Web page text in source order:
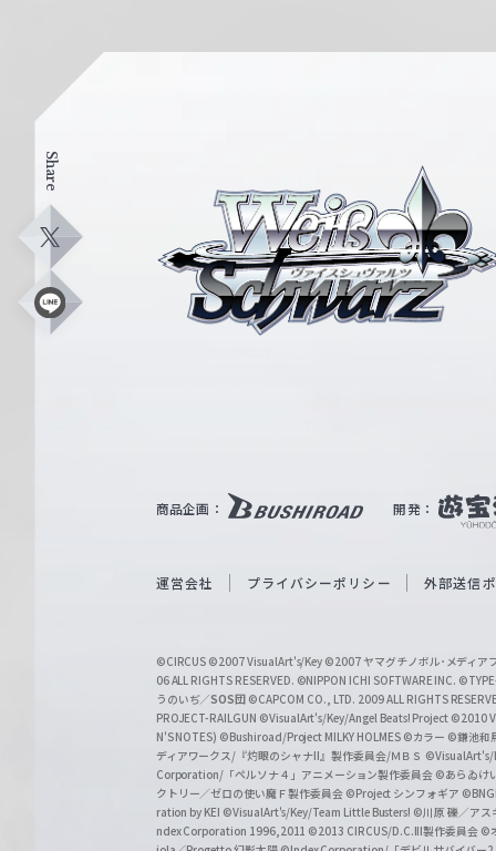
Share
X
L
ス
W
i
c
h
w
a
r
z
商品企画： 開発：
運営会社 プライバシーポリシー 外部送信
©CIRCUS ©2007 VisualArt's/Key ©2007 ヤマグチノボル･メディア
06 ALL RIGHTS RESERVED. ©NIPPON ICHI SOFTWARE INC.
うのいぢ／SOS団 ©CAPCOM CO., LTD. 2009 ALL RIGHTS
PROJECT-RAILGUN ©VisualArt's/Key/Angel Beats! Project ©2010
N'S NOTES) ©Bushiroad/Project MILKY HOLMES ©カラー ©鎌池和
ディアワークス/『灼眼のシャナII』製作委員会/ＭＢＳ ©VisualArt's/
Corporation/「ペルソナ４」アニメーション製作委員会 ©あらゐけ
クトリー／ゼロの使い魔Ｆ製作委員会 ©Project シンフォギア
ration by KEI ©VisualArt's/Key/Team Little Busters! ©川原 礫／アス
ndex Corporation 1996,2011 ©2013 CIRCUS/D.C.III製作委員会 ©